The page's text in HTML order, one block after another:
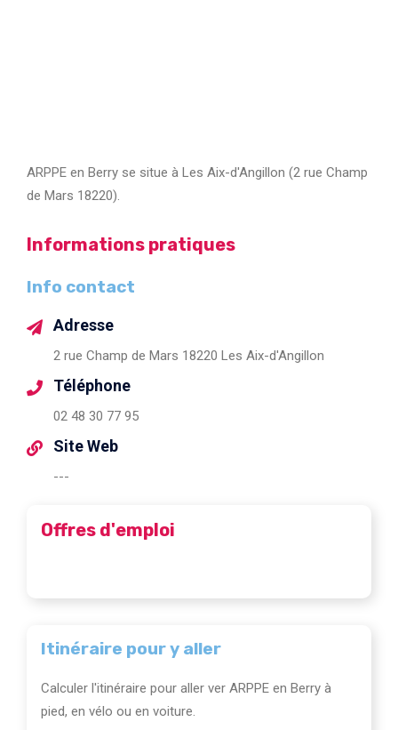
ARPPE en Berry se situe à Les Aix-d'Angillon (2 rue Champ
de Mars 18220).
Informations pratiques
Info contact
Adresse
2 rue Champ de Mars 18220 Les Aix-d'Angillon
Téléphone
02 48 30 77 95
Site Web
---
Offres d'emploi
Itinéraire pour y aller
Calculer l'itinéraire pour aller ver ARPPE en Berry à
pied, en vélo ou en voiture.